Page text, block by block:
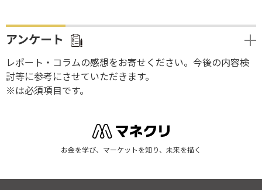
アンケート
レポート・コラムの感想をお寄せください。今後の内容検
討等に参考にさせていただきます。
※は必須項目です。
お金を学び、マーケットを知り、未来を描く